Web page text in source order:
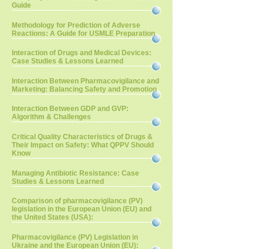
Guide
Methodology for Prediction of Adverse
Reactions: A Guide for USMLE Preparation
Interaction of Drugs and Medical Devices:
Case Studies & Lessons Learned
Interaction Between Pharmacovigilance and
Marketing: Balancing Safety and Promotion
Interaction Between GDP and GVP:
Algorithm & Challenges
Critical Quality Characteristics of Drugs &
Their Impact on Safety: What QPPV Should
Know
Managing Antibiotic Resistance: Case
Studies & Lessons Learned
Comparison of pharmacovigilance (PV)
legislation in the European Union (EU) and
the United States (USA):
Pharmacovigilance (PV) Legislation in
Ukraine and the European Union (EU):